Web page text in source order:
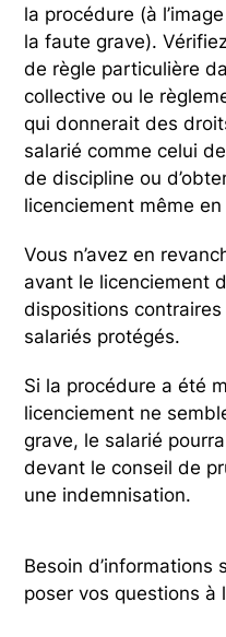
la procédure (à
la faute grave).
de règle particulière
collective ou le
qui donnerait des
salarié comme celui
de discipline ou
licenciement même
Vous n’avez en
avant le licenciement
dispositions contraires
salariés protégés.
Si la procédure a été
licenciement ne
grave, le salarié
devant le conseil de
une indemnisation.
Besoin d’informations
poser vos questions à